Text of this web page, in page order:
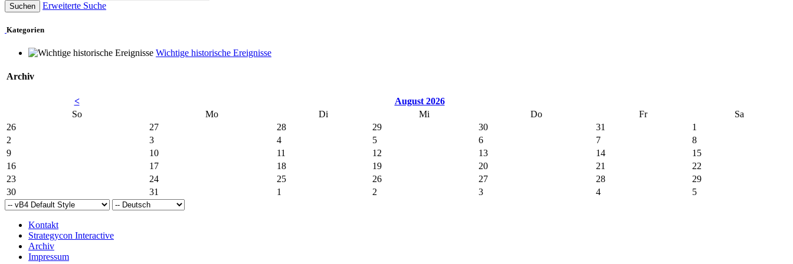
Erweiterte Suche
Kategorien
Wichtige historische Ereignisse
Archiv
<
August 2026
So
Mo Di Mi Do Fr
Sa
26
27 28 29 30 31
1
2
3 4 5 6 7
8
9
10 11 12 13 14
15
16
17 18 19 20 21
22
23
24 25 26 27 28
29
30
31 1 2 3 4 5
Kontakt
Strategycon Interactive
Archiv
Impressum